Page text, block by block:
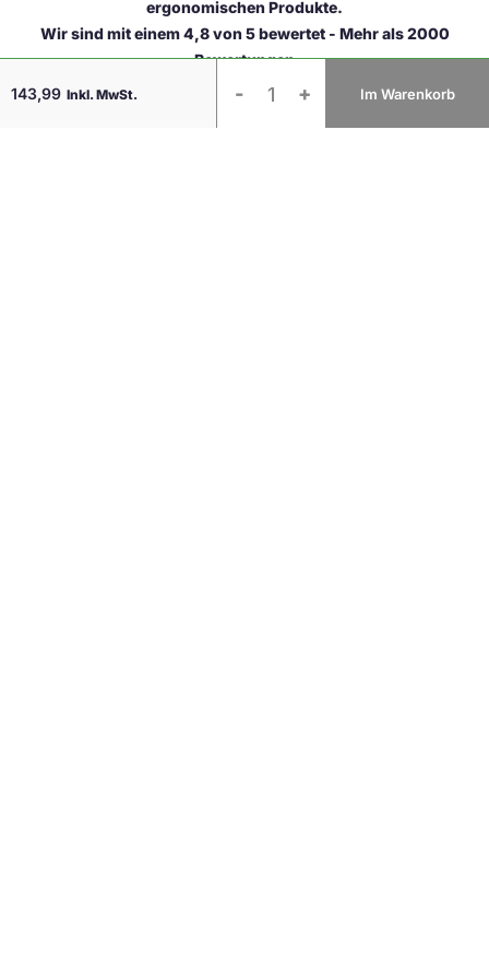
143,99 Inkl. MwSt.
Doppel-
- + Im Warenkorb
ergonomischen Produkte.
Wir sind mit einem 4,8 von 5 bewertet - Mehr als 2000
Bewertungen